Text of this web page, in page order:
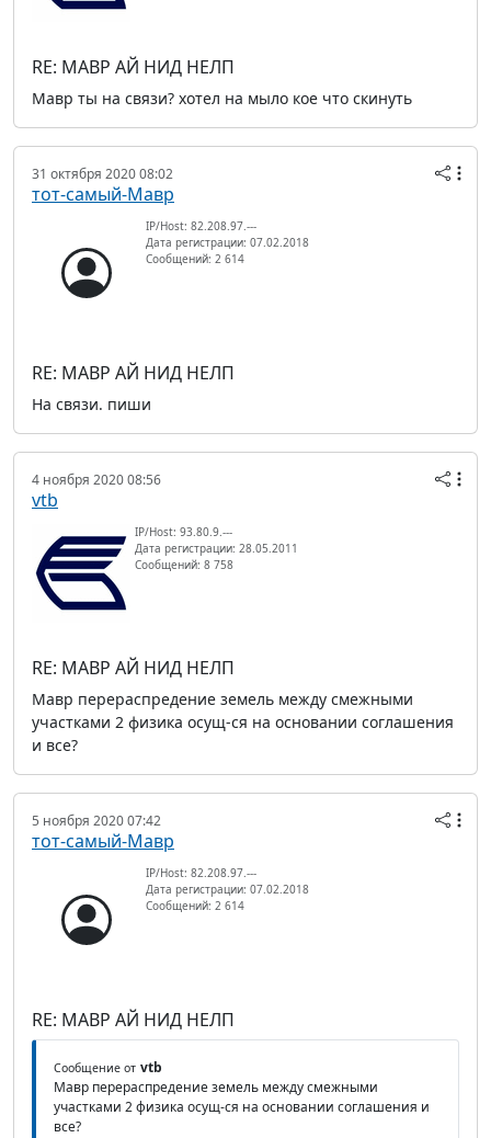
RE: МАВР АЙ НИД НЕЛП
Мавр ты на связи? хотел на мыло кое что скинуть
31 октября 2020 08:02
тот-самый-Мавр
IP/Host: 82.208.97.---
Дата регистрации: 07.02.2018
Сообщений: 2 614
RE: МАВР АЙ НИД НЕЛП
На связи. пиши
4 ноября 2020 08:56
vtb
IP/Host: 93.80.9.---
Дата регистрации: 28.05.2011
Сообщений: 8 758
RE: МАВР АЙ НИД НЕЛП
Мавр перераспредение земель между смежными
участками 2 физика осущ-ся на основании соглашения
и все?
5 ноября 2020 07:42
тот-самый-Мавр
IP/Host: 82.208.97.---
Дата регистрации: 07.02.2018
Сообщений: 2 614
RE: МАВР АЙ НИД НЕЛП
Сообщение от vtb
Мавр перераспредение земель между смежными
участками 2 физика осущ-ся на основании соглашения и
все?